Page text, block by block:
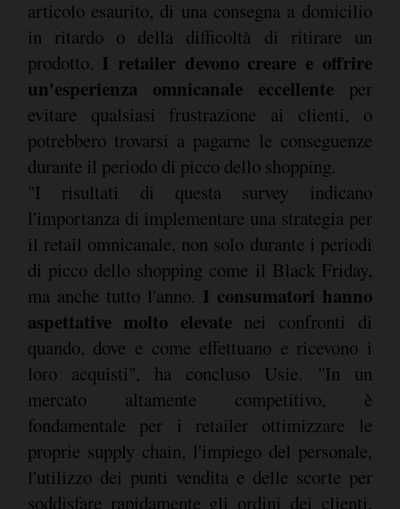
articolo esaurito, di una consegna a domicilio
in ritardo o della difficoltà di ritirare un
prodotto. I retailer devono creare e offrire
un'esperienza omnicanale eccellente per
evitare qualsiasi frustrazione ai clienti, o
potrebbero trovarsi a pagarne le conseguenze
durante il periodo di picco dello shopping.
"I risultati di questa survey indicano
l'importanza di implementare una strategia per
il retail omnicanale, non solo durante i periodi
di picco dello shopping come il Black Friday,
ma anche tutto l'anno. I consumatori hanno
aspettative molto elevate nei confronti di
quando, dove e come effettuano e ricevono i
loro acquisti", ha concluso Usie. "In un
mercato altamente competitivo, è
fondamentale per i retailer ottimizzare le
proprie supply chain, l'impiego del personale,
l'utilizzo dei punti vendita e delle scorte per
soddisfare rapidamente gli ordini dei clienti,